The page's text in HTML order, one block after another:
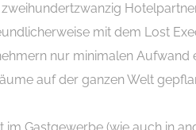
mit dem Lost
nur minimalen
auf der ganzen Welt
Gastgewerbe (wie auch in